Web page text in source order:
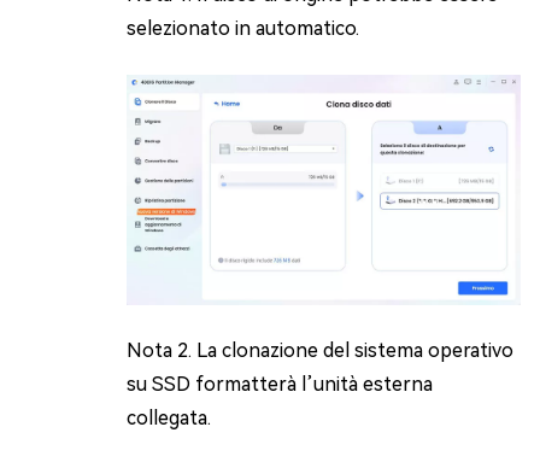
selezionato in automatico.
Nota 2. La clonazione del sistema operativo
su SSD formatterà l’unità esterna
collegata.